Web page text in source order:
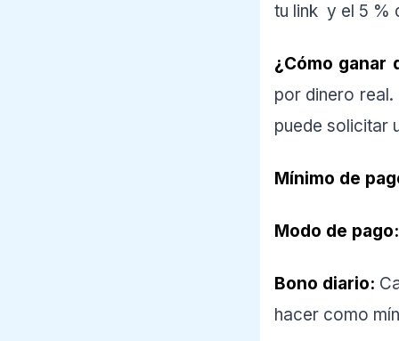
tu link y el 5 %
¿Cómo ganar
por dinero real.
puede solicitar
Mínimo de
Modo de pago:
Bono diario:
hacer como